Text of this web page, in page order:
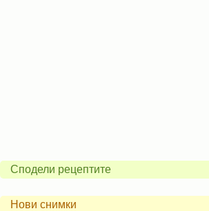
Сподели рецептите
Нови снимки